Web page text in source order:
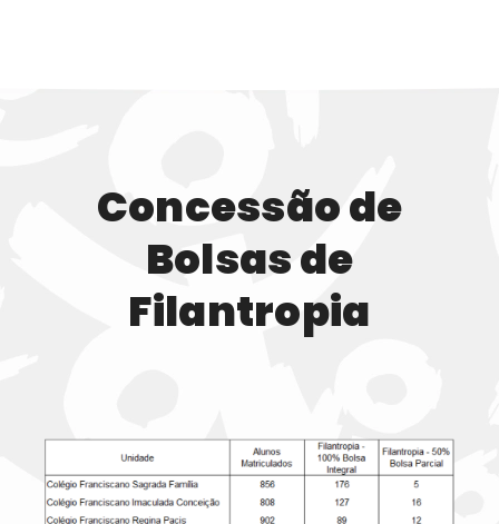
Concessão de
Bolsas de
Filantropia